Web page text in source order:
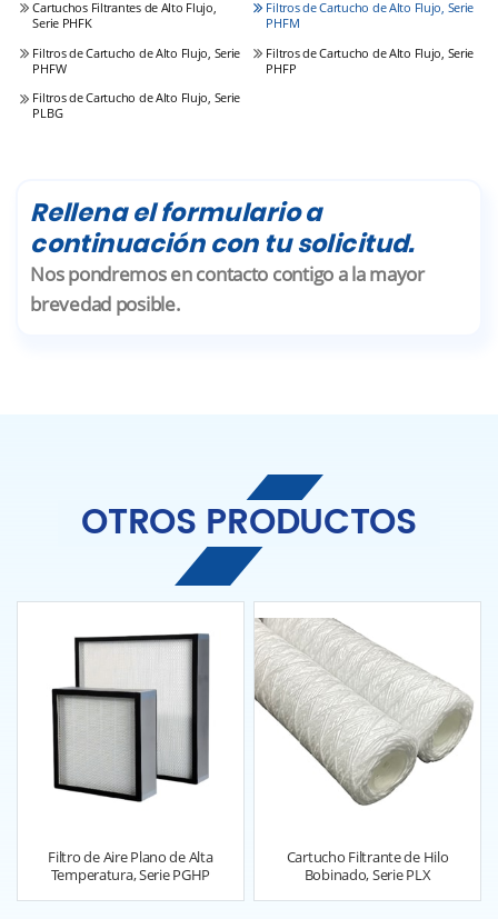
Cartuchos Filtrantes de Alto Flujo,
Serie PHFK
Filtros de Cartucho de Alto Flujo, Serie
PHFM
Filtros de Cartucho de Alto Flujo, Serie
PHFW
Filtros de Cartucho de Alto Flujo, Serie
PHFP
Filtros de Cartucho de Alto Flujo, Serie
PLBG
Rellena el formulario a
continuación con tu solicitud.
Nos pondremos en contacto contigo a la mayor
brevedad posible.
OTROS PRODUCTOS
Filtro de Aire Plano de Alta
Temperatura, Serie PGHP
Cartucho Filtrante de Hilo
Bobinado, Serie PLX